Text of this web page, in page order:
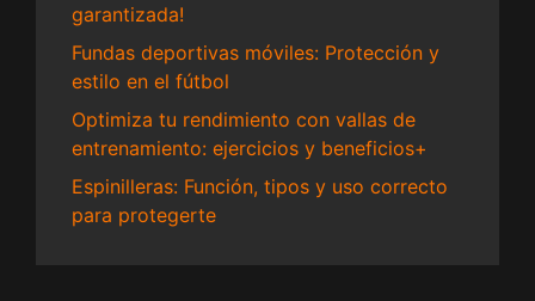
garantizada!
Fundas deportivas móviles: Protección y
estilo en el fútbol
Optimiza tu rendimiento con vallas de
entrenamiento: ejercicios y beneficios+
Espinilleras: Función, tipos y uso correcto
para protegerte